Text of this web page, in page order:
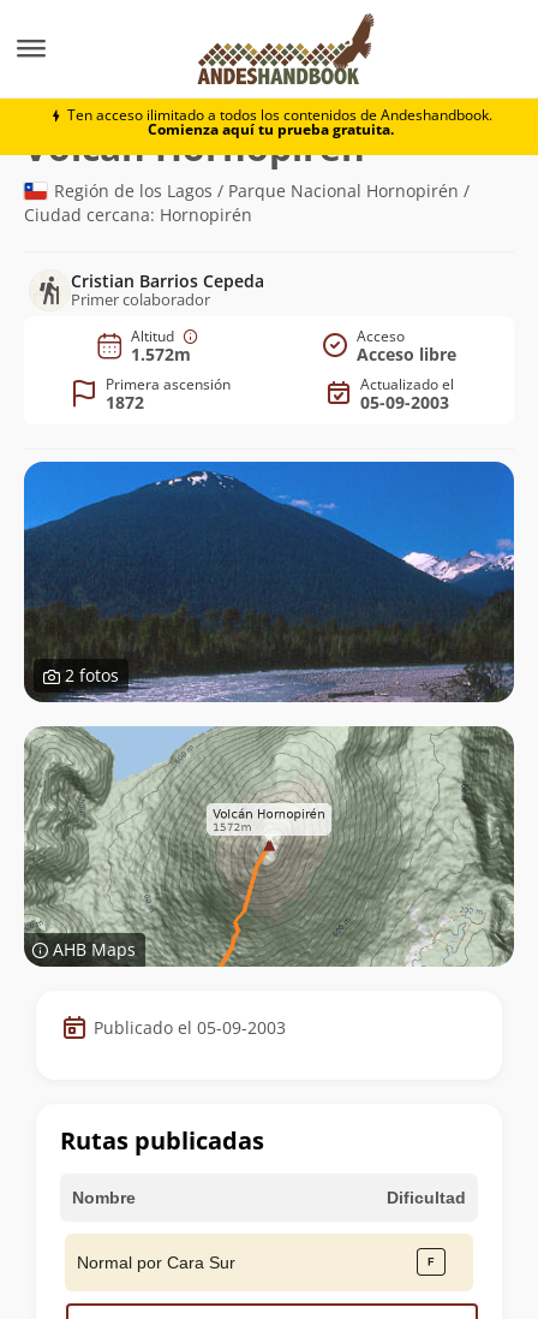
Ten acceso ilimitado a todos los contenidos de Andeshandbook.
Comienza aquí tu prueba gratuita.
Volcán Hornopirén
Volcán Hornopirén(1.572m)
Región de los Lagos / Parque Nacional Hornopirén /
Ciudad cercana: Hornopirén
Cristian Barrios Cepeda
Primer colaborador
Altitud
1.572m
Acceso
Acceso libre
Primera ascensión
1872
Actualizado el
05-09-2003
2 fotos
AHB Maps
Datos
de
cumbre
Publicado el 05-09-2003
Rutas publicadas
Nombre Dificultad
Normal por Cara Sur